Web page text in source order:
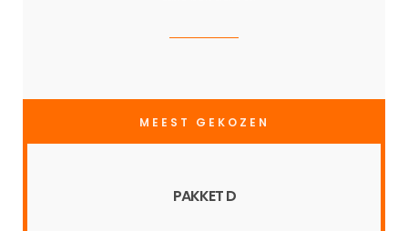
MEEST GEKOZEN
PAKKET D